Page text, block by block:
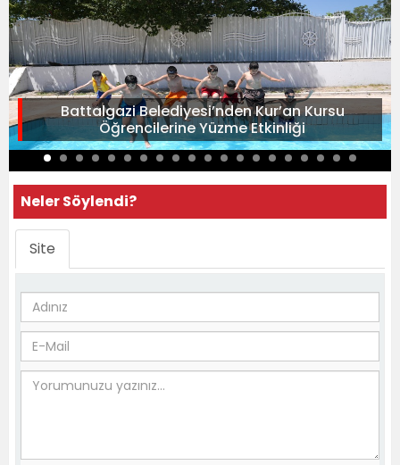
Battalgazi Belediyesi’nden Kur’an Kursu
Öğrencilerine Yüzme Etkinliği
Neler Söylendi?
Site